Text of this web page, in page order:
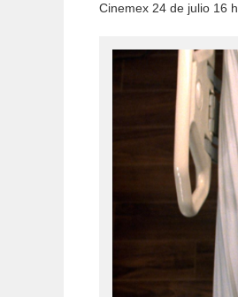
Cinemex 24 de julio 16